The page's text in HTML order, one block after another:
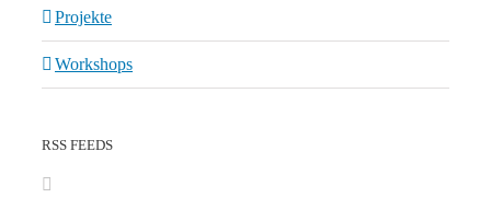
Projekte
Workshops
RSS FEEDS